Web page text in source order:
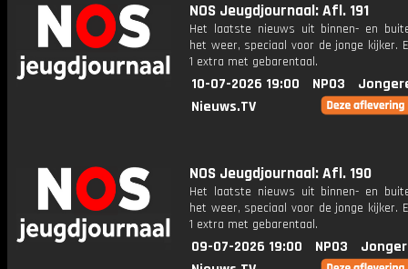
NOS Jeugdjournaal: Afl. 191
Het laatste nieuws uit binnen- en
het weer, speciaal voor de jonge kijker.
1 extra met gebarentaal.
10-07-2026 19:00 NPO3
Nieuws.TV
NOS Jeugdjournaal: Afl. 190
Het laatste nieuws uit binnen- en
het weer, speciaal voor de jonge kijker.
1 extra met gebarentaal.
09-07-2026 19:00 NPO3